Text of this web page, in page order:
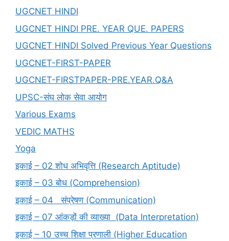
UGCNET HINDI
UGCNET HINDI PRE. YEAR QUE. PAPERS
UGCNET HINDI Solved Previous Year Questions
UGCNET-FIRST-PAPER
UGCNET-FIRSTPAPER-PRE.YEAR.Q&A
UPSC-संघ लोक सेवा आयोग
Various Exams
VEDIC MATHS
Yoga
इकाई – 02 शोध अभिवृत्ति (Research Aptitude)
इकाई – 03 बोध (Comprehension)
इकाई – 04 संप्रेषण (Communication)
इकाई – 07 आंकड़ों की व्याख्या (Data Interpretation)
इकाई – 10 उच्च शिक्षा प्रणाली (Higher Education